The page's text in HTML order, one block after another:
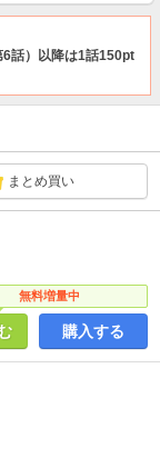
話）以降は1話150pt
まとめ買い
無料増量中
購入する